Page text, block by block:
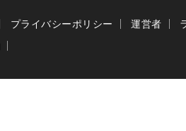
プライバシーポリシー 運営者